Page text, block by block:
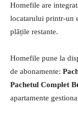
Homefile are
locatarului printr-un
plățile restante.
Homefile pune la
de abonamente:
Pachetul Complet
apartamente